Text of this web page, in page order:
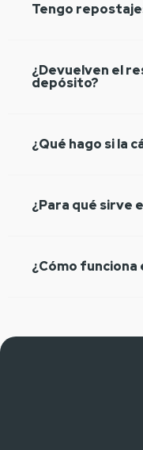
Tengo
¿Devuelven el
depósito?
¿Qué hago si la
¿Para qué sirve
¿Cómo